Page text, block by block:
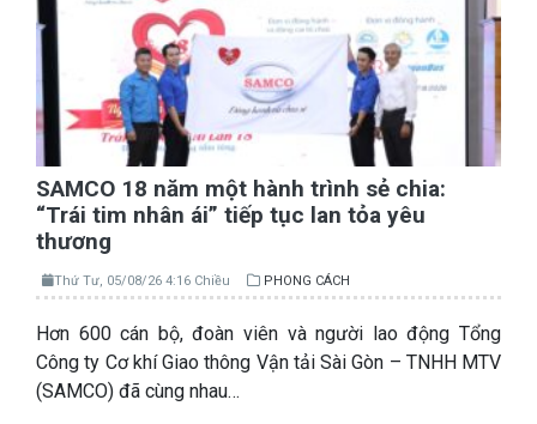
SAMCO 18 năm một hành trình sẻ chia:
“Trái tim nhân ái” tiếp tục lan tỏa yêu
thương
Thứ Tư, 05/08/26 4:16 Chiều PHONG CÁCH
Hơn 600 cán bộ, đoàn viên và người lao động Tổng
Công ty Cơ khí Giao thông Vận tải Sài Gòn – TNHH MTV
(SAMCO) đã cùng nhau…